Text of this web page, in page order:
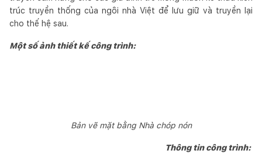
trúc truyền thống của ngôi nhà Việt để lưu giữ và truyền lại
cho thế hệ sau.
Một số ảnh thiết kế công trình:
Bản vẽ mặt bằng Nhà chóp nón
Thông tin công trình: